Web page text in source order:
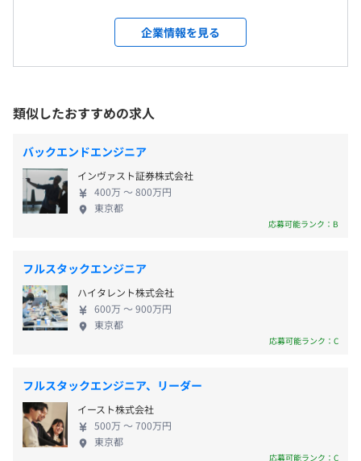
・勉強会の参加費や他社との交流費を会社が負担
お好きなPC＆ディスプレイ貸与
AWS CloudFormation、Amazon CloudWatch
Elasticsearch
【年間休日122日】
・その他（GW、育休、慶弔休暇 等）
・勤続勤務手当
・個人評価手当
ストックオプション：あり
昇給：年2回（1月・7月）
ンドを取りまとめ、国内外の取引を自由にすること
ができるプラットフォームを目指しています。 アメ
リカでは類似サービスを展開しているスタートアッ
なるなど、世界中で注目されているマーケットです。
その中で弊社は着実にシェアを確立しており、2021
年7月、Pre-シリーズAで複数の海外機関投資家など
から総額1.8億円の資金調達を実施しました。 私たち
は今後、海外投資家の知見を活かし、日本のブラン
ド様と共に海外マーケットの開拓を通してアジア・
日本でNo.1のマーケットプレイスを目指します。 そ
良いかを議論しながら、チームが一体となってプロ
ダクトの開発に深く携われるところも魅力です。 シ
ード期のベンチャーのため、非常に裁量が多く「会
社を一緒につくっていく」経験ができます。 グロー
バル展開を前提としているビジネスモデルのため事
きてください！
企業情報を見る
類似したおすすめの求人
バックエンドエンジニア
インヴァスト証券株式会社
400万 〜 800万円
東京都
応募可能ランク：B
フルスタックエンジニア
ハイタレント株式会社
600万 〜 900万円
東京都
応募可能ランク：C
フルスタックエンジニア、リーダー
イースト株式会社
500万 〜 700万円
東京都
応募可能ランク：C